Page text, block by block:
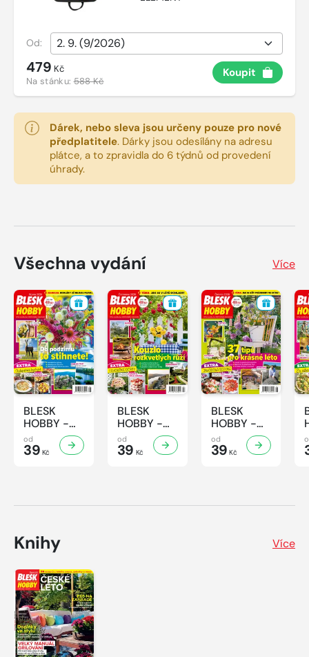
Od:
479 Kč
Na stánku:588 Kč
Koupit
Dárek, nebo sleva jsou určeny pouze pro nové
předplatitele. Dárky jsou odesílány na adresu
plátce, a to zpravidla do 6 týdnů od provedení
úhrady.
Všechna vydání Více
BLESK
HOBBY -
8/2026
od
39 Kč
BLESK
HOBBY -
7/2026
od
39 Kč
BLESK
HOBBY -
6/2026
od
39 Kč
Knihy Více